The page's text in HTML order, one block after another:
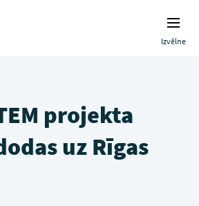
Izvēlne
projekta
uz Rīgas